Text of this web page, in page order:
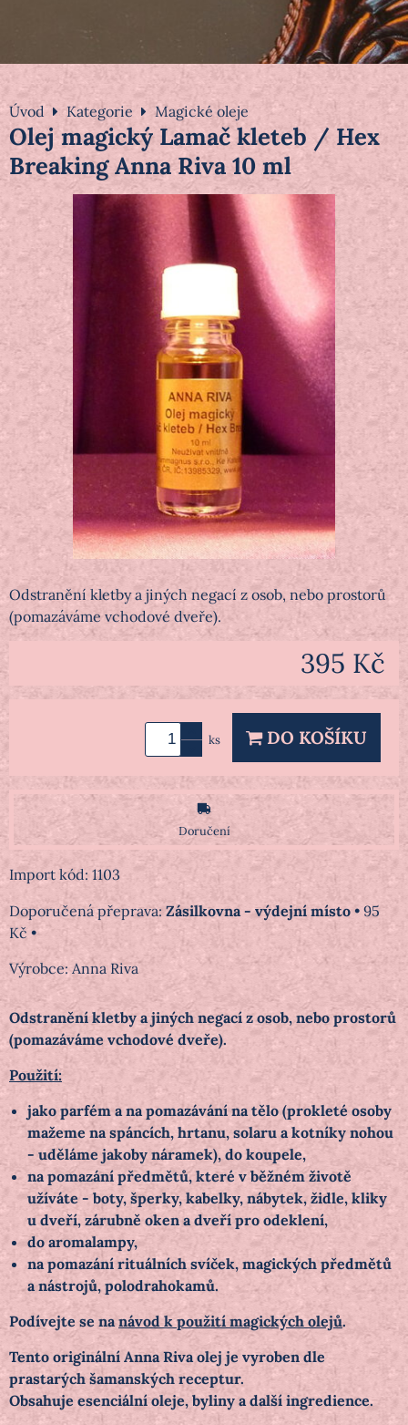
Úvod Kategorie Magické oleje
Olej magický Lamač kleteb / Hex
Breaking Anna Riva 10 ml
Odstranění kletby a jiných negací z osob, nebo prostorů
(pomazáváme vchodové dveře).
395 Kč
ks DO KOŠÍKU
Doručení
Import kód: 1103
Zásilkovna - výdejní místo • 95
Kč •
Výrobce:Anna Riva
Odstranění kletby a jiných negací z osob, nebo prostorů
(pomazáváme vchodové dveře).
Použití:
jako parfém a na pomazávání na tělo (prokleté osoby
mažeme na spáncích, hrtanu, solaru a kotníky nohou
- uděláme jakoby náramek), do koupele,
na pomazání předmětů, které v běžném životě
užíváte - boty, šperky, kabelky, nábytek, židle, kliky
u dveří, zárubně oken a dveří pro odeklení,
do aromalampy,
na pomazání rituálních svíček, magických předmětů
a nástrojů, polodrahokamů.
Podívejte se na návod k použití magických olejů.
Tento originální Anna Riva olej je vyroben dle
prastarých šamanských receptur.
Obsahuje esenciální oleje, byliny a další ingredience.